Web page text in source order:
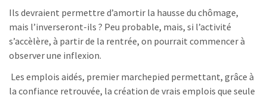
Ils devraient permettre d’amortir la hausse du chômage,
mais l’inverseront-ils ? Peu probable, mais, si l’activité
s’accèlère, à partir de la rentrée, on pourrait commencer à
observer une inflexion.
Les emplois aidés, premier marchepied permettant, grâce à
la confiance retrouvée, la création de vrais emplois que seule